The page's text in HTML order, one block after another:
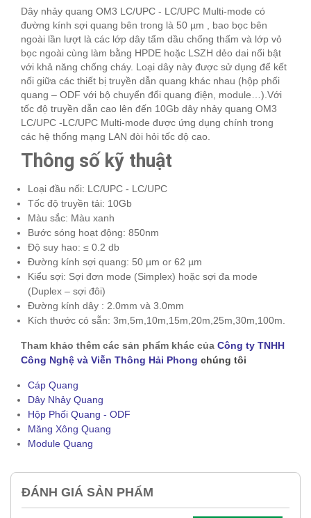
Dây nhảy quang OM3 LC/UPC - LC/UPC Multi-mode có
đường kính sợi quang bên trong là 50 µm , bao bọc bên
ngoài lần lượt là các lớp dây tẩm dầu chống thấm và lớp vỏ
bọc ngoài cùng làm bằng HPDE hoặc LSZH dẻo dai nổi bật
với khả năng chống cháy. Loại dây này được sử dụng để kết
nối giữa các thiết bị truyền dẫn quang khác nhau (hộp phối
quang – ODF với bộ chuyển đổi quang điện, module…).Với
tốc độ truyền dẫn cao lên đến 10Gb dây nhảy quang OM3
LC/UPC -LC/UPC Multi-mode được ứng dụng chính trong
các hệ thống mạng LAN đòi hỏi tốc độ cao.
Thông số kỹ thuật
Loại đầu nối: LC/UPC - LC/UPC
Tốc độ truyền tải: 10Gb
Màu sắc: Màu xanh
Bước sóng hoạt động: 850nm
Độ suy hao: ≤ 0.2 db
Đường kính sợi quang: 50 µm or 62 µm
Kiểu sợi: Sợi đơn mode (Simplex) hoặc sợi đa mode
(Duplex – sợi đôi)
Đường kính dây : 2.0mm và 3.0mm
Kích thước có sẵn: 3m,5m,10m,15m,20m,25m,30m,100m.
Tham khảo thêm các sản phẩm khác của Công ty TNHH
Công Nghệ và Viễn Thông Hải Phong chúng tôi
Cáp Quang
Dây Nhảy Quang
Hộp Phối Quang - ODF
Măng Xông Quang
Module Quang
ĐÁNH GIÁ SẢN PHẨM